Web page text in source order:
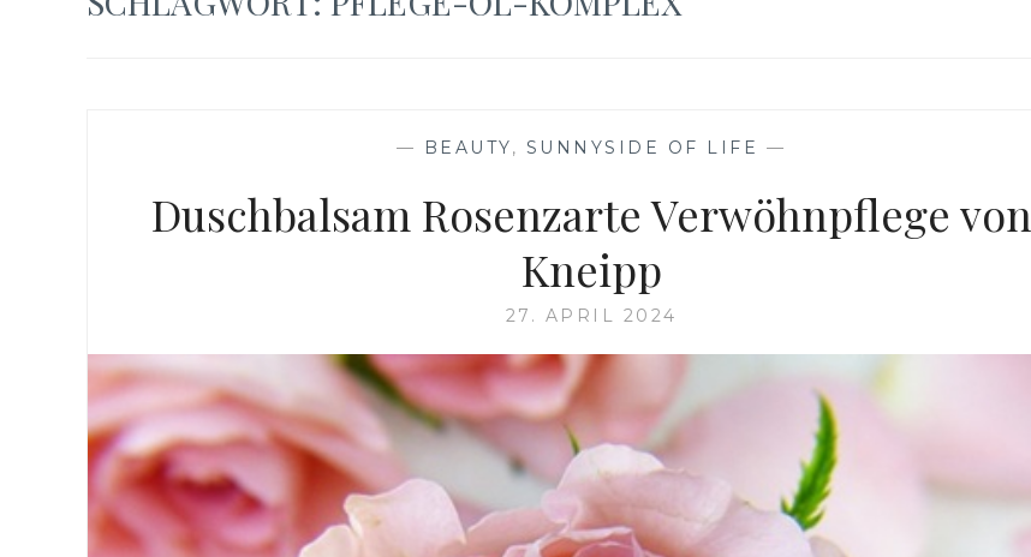
— BEAUTY, SUNNYSIDE OF LIFE —
Duschbalsam Rosenzarte Verwöhnpflege von
Kneipp
27. APRIL 2024